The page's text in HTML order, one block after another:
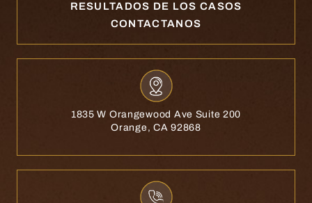
RESULTADOS DE LOS CASOS
CONTACTANOS
1835 W Orangewood Ave Suite 200
Orange, CA 92868